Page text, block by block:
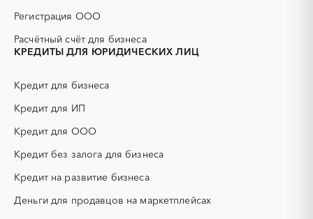
ЖБИ
ИБП
КИП (контрольно-
КТП
ОКР (опытно-
конструкторские работы)
ПГС (песчано-гравийная
смесь)
СВО
СКС (структурированные
Бурятия
Волгоградская область
Воронежская область
Дагестан
Ивановская область
Иркутская область
Калужская область
Карачаево-Черкесская
Регистрация ООО
Расчётный счёт для бизнеса
КРЕДИТЫ ДЛЯ ЮРИДИЧЕСКИХ ЛИЦ
Кредит для бизнеса
Кредит для ИП
Кредит для ООО
Кредит без залога для бизнеса
Кредит на развитие бизнеса
Деньги для продавцов на маркетплейсах